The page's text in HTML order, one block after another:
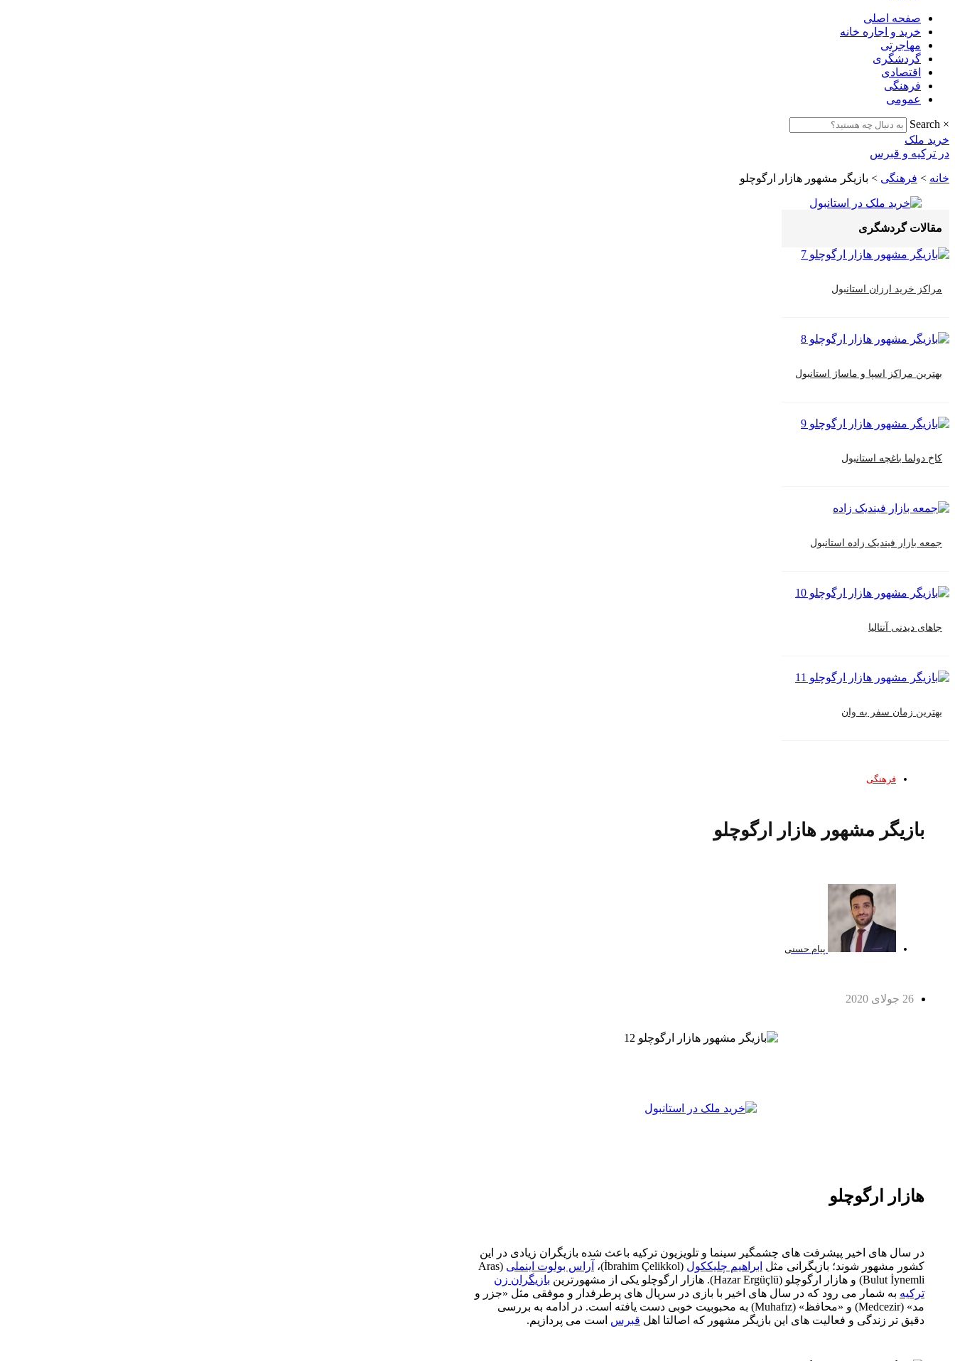
صفحه اصلی
خرید و اجاره خانه
مهاجرتی
گردشگری
اقتصادی
فرهنگی
عمومی
×
Search
خرید ملک
در ترکیه و قبرس
خانه > فرهنگی > بازیگر مشهور هازار ارگوچلو
مقالات گردشگری
مراکز خرید ارزان استانبول
بهترین مراکز اسپا و ماساژ استانبول
کاخ دولما باغچه استانبول
جمعه بازار فیندیک زاده استانبول
جاهای دیدنی آنتالیا
بهترین زمان سفر به وان
فرهنگی
بازیگر مشهور هازار ارگوچلو
پیام حسنی
26 جولای 2020
هازار ارگوچلو
در سال های اخیر پیشرفت های چشمگیر سینما و تلویزیون ترکیه باعث شده بازیگران زیادی در این
کشور مشهور شوند؛ بازیگرانی مثل ابراهیم چلیککول (İbrahim Çelikkol)،‌ آراس بولوت اینملی (Aras
Bulut İynemli) و هازار ارگوچلو (Hazar Ergüçlü). هازار ارگوچلو یکی از مشهورترین
بازیگران زن
ترکیه به شمار می رود که در سال های اخیر با بازی در سریال های پرطرفدار و موفقی مثل «جزر و
مد» (Medcezir) و «محافظ» (Muhafız) به محبوبیت خوبی دست یافته است. در ادامه به بررسی
دقیق تر زندگی و فعالیت های این بازیگر مشهور که اصالتا اهل قبرس است می پردازیم.